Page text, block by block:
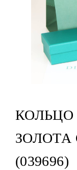
КОЛЬЦО
(039696)